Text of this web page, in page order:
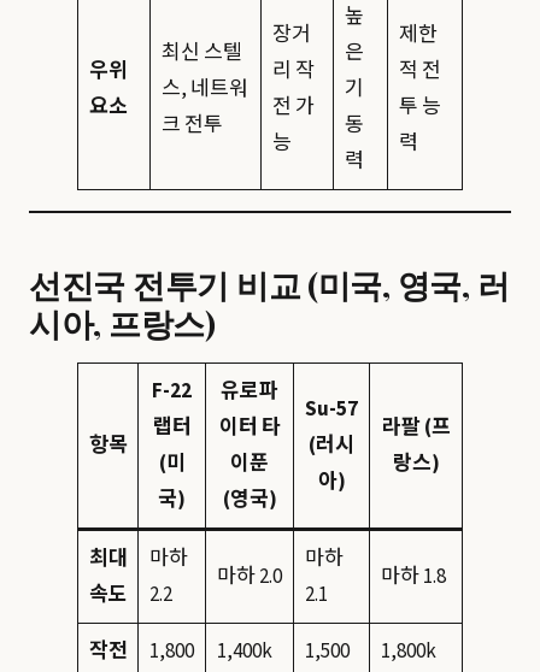
우위
요소
최신 스텔
스, 네트워
크 전투
장거
리 작
전 가
능
높
은
기
동
력
제한
적 전
투 능
력
선진국 전투기 비교 (미국, 영국, 러
시아, 프랑스)
항목
F-22
랩터
(미
국)
유로파
이터 타
이푼
(영국)
Su-57
(러시
아)
라팔 (프
랑스)
최대
속도
마하
2.2
마하 2.0
마하
2.1
마하 1.8
작전
1,800
1,400k
1,500
1,800k